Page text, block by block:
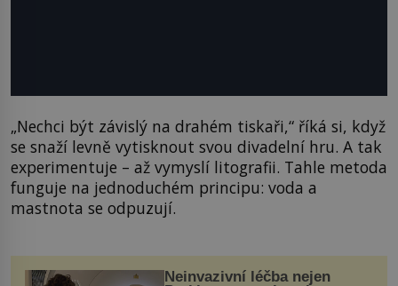
„Nechci být závislý na drahém tiskaři,“ říká si, když
se snaží levně vytisknout svou divadelní hru. A tak
experimentuje – až vymyslí litografii. Tahle metoda
funguje na jednoduchém principu: voda a
mastnota se odpuzují.
Neinvazivní léčba nejen